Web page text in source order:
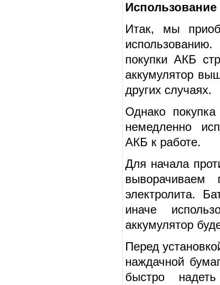
Использование
Итак, мы
покупки АКБ
аккумулятор
других случаях.
Однако
немедленно
АКБ к работе.
Для начала
электролита.
иначе
аккумулятор
Перед
наждачной
быстро